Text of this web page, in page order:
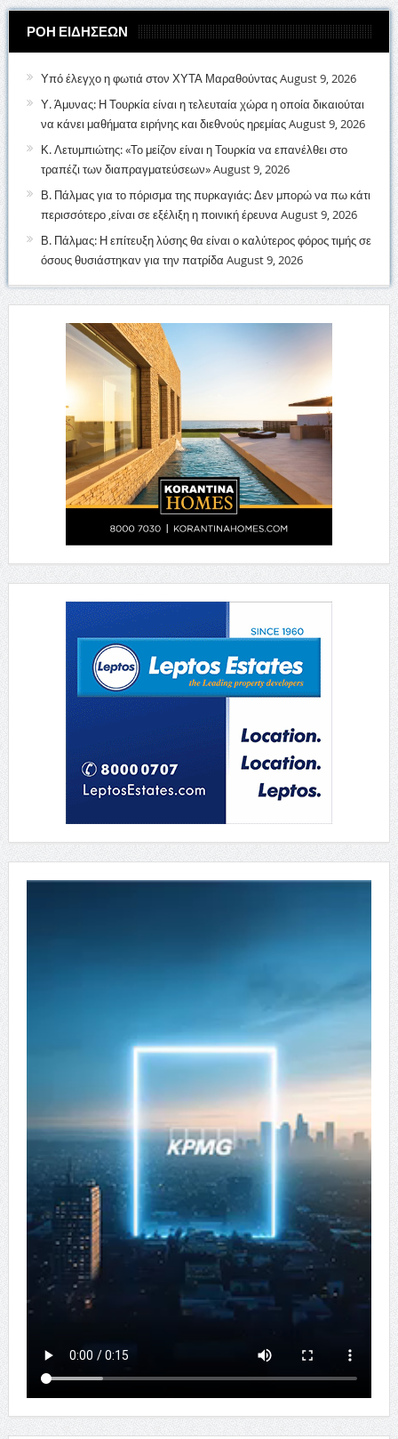
ΡΟΗ ΕΙΔΗΣΕΩΝ
Υπό έλεγχο η φωτιά στον ΧΥΤΑ ΜαραθούνταςAugust 9, 2026
Υ. Άμυνας: Η Τουρκία είναι η τελευταία χώρα η οποία δικαιούται
να κάνει μαθήματα ειρήνης και διεθνούς ηρεμίαςAugust 9, 2026
Κ. Λετυμπιώτης: «Το μείζον είναι η Τουρκία να επανέλθει στο
τραπέζι των διαπραγματεύσεων»August 9, 2026
Β. Πάλμας για το πόρισμα της πυρκαγιάς: Δεν μπορώ να πω κάτι
περισσότερο ,είναι σε εξέλιξη η ποινική έρευνα August 9, 2026
Β. Πάλμας: Η επίτευξη λύσης θα είναι ο καλύτερος φόρος τιμής σε
όσους θυσιάστηκαν για την πατρίδα August 9, 2026